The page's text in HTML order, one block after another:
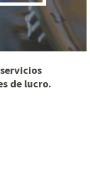
de lucro.